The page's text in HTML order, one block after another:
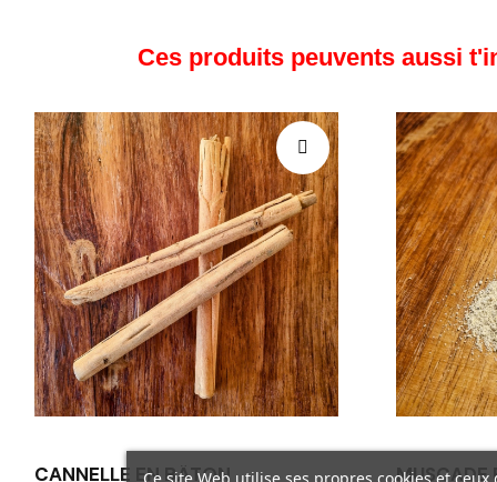
Ces produits peuvents aussi
CANNELLE EN BÂTON MUSCADE